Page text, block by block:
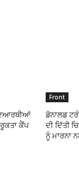
ਕੈਂਪ
Front
ਡੋਨਾਲਡ
ਦੀ ਦਿੱਤੀ
ਨੂੰ ਮਾਰਨਾ